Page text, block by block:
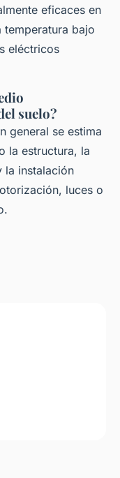
eficaces en
bajo
eléctricos
suelo?
general se estima
la estructura, la
la instalación
luces o